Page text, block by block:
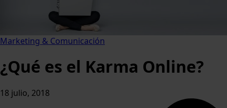
Marketing & Comunicación
¿Qué es el Karma Online?
18 julio, 2018